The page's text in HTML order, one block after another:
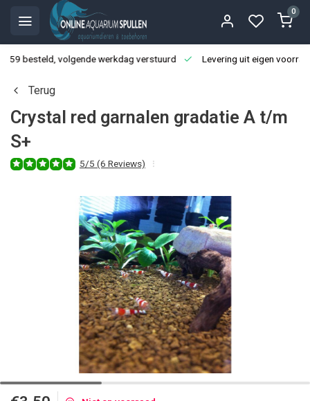
0
besteld, volgende werkdag verstuurd Levering uit eigen
Terug
Crystal red garnalen gradatie A t/m
S+
5/5 (6 Reviews)